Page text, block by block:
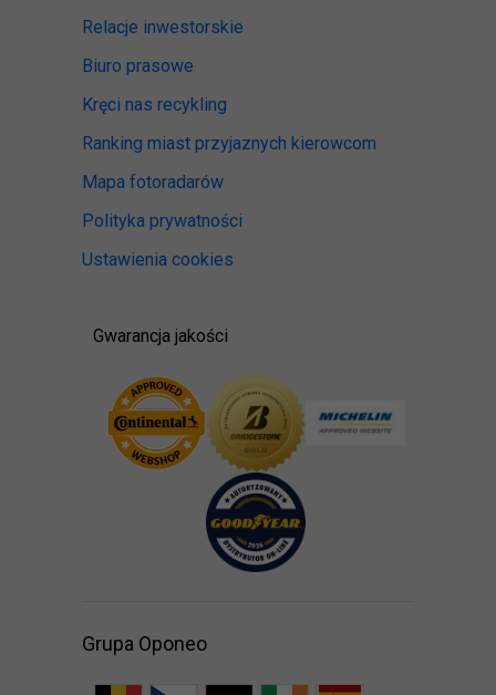
Relacje inwestorskie
Biuro prasowe
Kręci nas recykling
Ranking miast przyjaznych kierowcom
Mapa fotoradarów
Polityka prywatności
Ustawienia cookies
Gwarancja jakości
Grupa Oponeo